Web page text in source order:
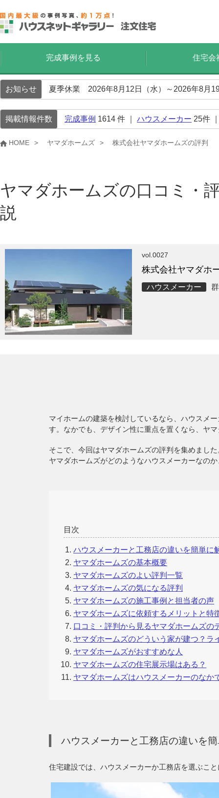
完成事例を見る 住宅会
お知らせ 夏季休業 2026年8月12日（水）～2026年8月
掲載情報件数 完成事例 1614 件 ｜ ハウスメーカー 25件
HOME ヤマダホームズ 株式会社ヤマダホームズの評判
ヤマダホームズの口コミ・
説
vol.0027
株式会社ヤマダホ
ハウスメーカー
マイホームの建築を検討しているなら、ハウスメ
す。なかでも、デザイン性に重点を置くなら、ヤ
そこで、今回はヤマダホームズの評判を集めました
ヤマダホームズがどのようなハウスメーカーなの
目次
ハウスメーカーと工務店の違いを簡単に
ヤマダホームズの基本概要
ヤマダホームズのよい評判一覧
ヤマダホームズの気になる評判
ヤマダホームズの施工事例と担当者の声
ヤマダホームズに依頼するメリットと特
口コミ・評判から見るヤマダホームズの
ヤマダホームズのどういう家が建つ？ラ
ヤマダホームズがおすすめな人
ヤマダホームズの住宅展示場はある？
ヤマダホームズはハウスメーカーのなか
ハウスメーカーと工務店の違いを
住宅建設では、ハウスメーカーか工務店を選ぶこ